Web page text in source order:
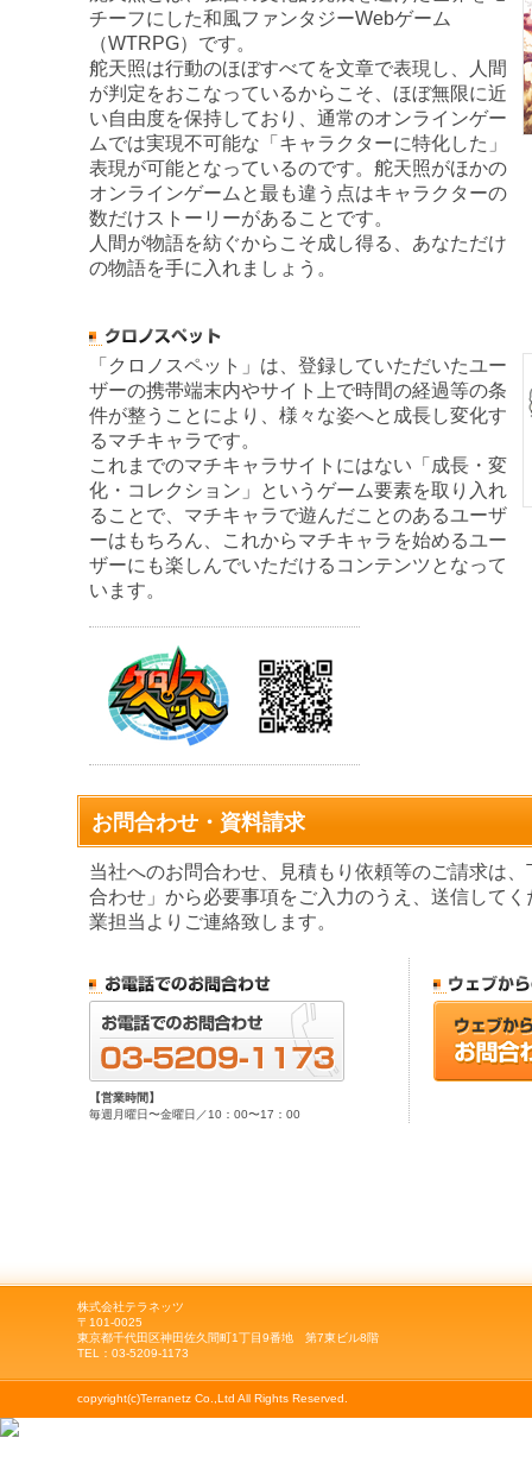
チーフにした和風ファンタジーWebゲーム
（WTRPG）です。
舵天照は行動のほぼすべてを文章で表現し、人間
が判定をおこなっているからこそ、ほぼ無限に近
い自由度を保持しており、通常のオンラインゲー
ムでは実現不可能な「キャラクターに特化した」
表現が可能となっているのです。舵天照がほかの
オンラインゲームと最も違う点はキャラクターの
数だけストーリーがあることです。
人間が物語を紡ぐからこそ成し得る、あなただけ
の物語を手に入れましょう。
「クロノスペット」は、登録していただいたユー
ザーの携帯端末内やサイト上で時間の経過等の条
件が整うことにより、様々な姿へと成長し変化す
るマチキャラです。
これまでのマチキャラサイトにはない「成長・変
化・コレクション」というゲーム要素を取り入れ
ることで、マチキャラで遊んだことのあるユーザ
ーはもちろん、これからマチキャラを始めるユー
ザーにも楽しんでいただけるコンテンツとなって
います。
お問合わせ・資料請求
当社へのお問合わせ、見積もり依頼等のご請求は
合わせ」から必要事項をご入力のうえ、送信して
業担当よりご連絡致します。
【営業時間】
毎週月曜日〜金曜日／10：00〜17：00
株式会社テラネッツ
〒101-0025
東京都千代田区神田佐久間町1丁目9番地 第7東ビル8階
TEL：03-5209-1173
copyright(c)Terranetz Co.,Ltd All Rights Reserved.